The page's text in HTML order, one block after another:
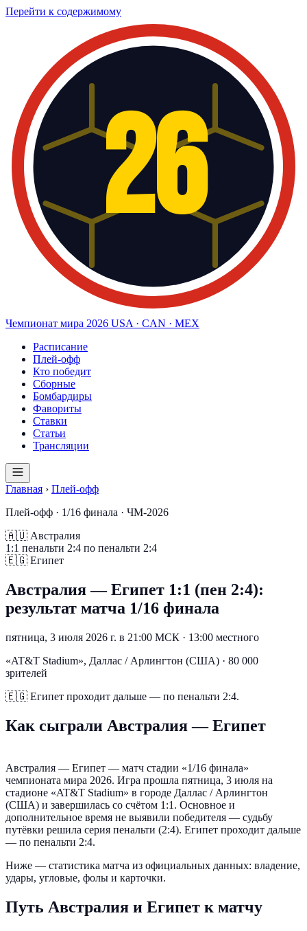
Перейти к содержимому
26
Чемпионат мира 2026 USA · CAN · MEX
Расписание
Плей-офф
Кто победит
Сборные
Бомбардиры
Фавориты
Ставки
Статьи
Трансляции
Главная › Плей-офф
Плей-офф · 1/16 финала · ЧМ-2026
🇦🇺 Австралия
1 :1 пенальти 2:4 по пенальти 2:4
🇪🇬 Египет
Австралия — Египет 1:1 (пен 2:4):
результат матча 1/16 финала
пятница, 3 июля 2026 г. в 21:00 МСК · 13:00 местного
«AT&T Stadium», Даллас / Арлингтон (США) · 80 000
зрителей
🇪🇬 Египет проходит дальше — по пенальти 2:4.
Как сыграли Австралия — Египет
Австралия — Египет — матч стадии «1/16 финала»
чемпионата мира 2026. Игра прошла пятница, 3 июля на
стадионе «AT&T Stadium» в городе Даллас / Арлингтон
(США) и завершилась со счётом 1:1. Основное и
дополнительное время не выявили победителя — судьбу
путёвки решила серия пенальти (2:4). Египет проходит дальше
— по пенальти 2:4.
Ниже — статистика матча из официальных данных: владение,
удары, угловые, фолы и карточки.
Путь Австралия и Египет к матчу